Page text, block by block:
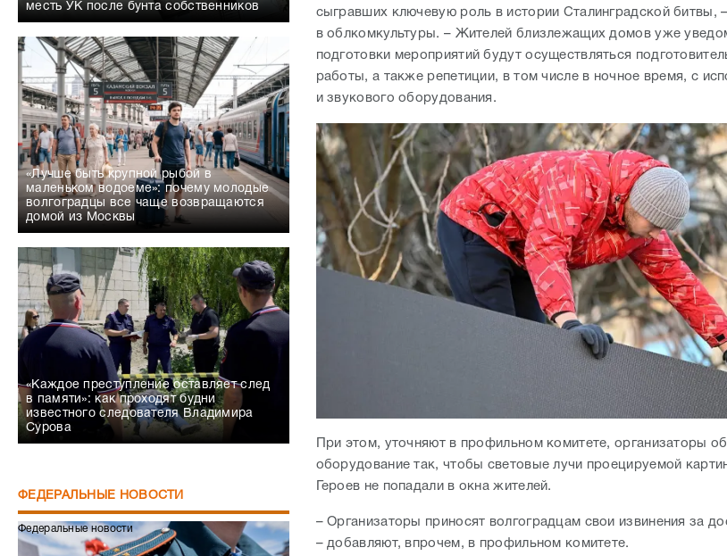
месть УК после бунта собственников
«Лучше быть крупной рыбой в
маленьком водоеме»: почему молодые
волгоградцы все чаще возвращаются
домой из Москвы
«Каждое преступление оставляет след
в памяти»: как проходят будни
известного следователя Владимира
Сурова
ФЕДЕРАЛЬНЫЕ НОВОСТИ
Федеральные новости
сыгравших ключевую роль в истории Сталинградской битвы,
в облкомкультуры. – Жителей близлежащих домов уже
подготовки мероприятий будут осуществляться
работы, а также репетиции, в том числе в ночное время, с
и звукового оборудования.
При этом, уточняют в профильном комитете, организаторы
оборудование так, чтобы световые лучи проецируемой
Героев не попадали в окна жителей.
– Организаторы приносят волгоградцам свои извинения за
– добавляют, впрочем, в профильном комитете.